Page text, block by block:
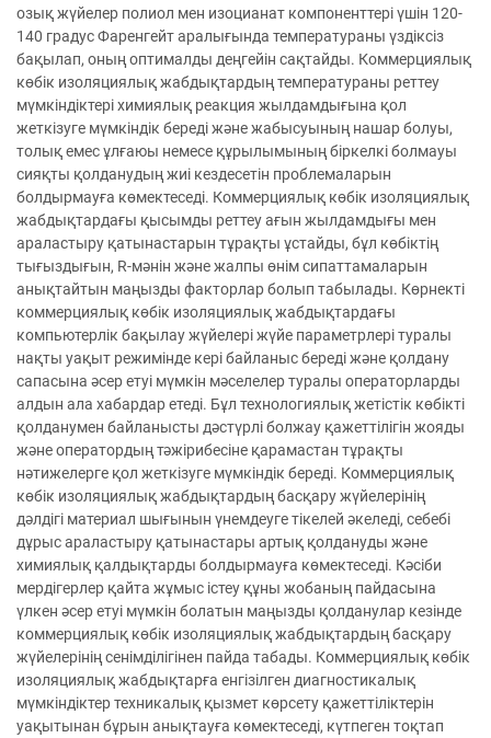
озық жүйелер полиол мен изоцианат компоненттері үшін 120-
140 градус Фаренгейт аралығында температураны үздіксіз
бақылап, оның оптималды деңгейін сақтайды. Коммерциялық
көбік изоляциялық жабдықтардың температураны реттеу
мүмкіндіктері химиялық реакция жылдамдығына қол
жеткізуге мүмкіндік береді және жабысуының нашар болуы,
толық емес ұлғаюы немесе құрылымының біркелкі болмауы
сияқты қолданудың жиі кездесетін проблемаларын
болдырмауға көмектеседі. Коммерциялық көбік изоляциялық
жабдықтардағы қысымды реттеу ағын жылдамдығы мен
араластыру қатынастарын тұрақты ұстайды, бұл көбіктің
тығыздығын, R-мәнін және жалпы өнім сипаттамаларын
анықтайтын маңызды факторлар болып табылады. Көрнекті
коммерциялық көбік изоляциялық жабдықтардағы
компьютерлік бақылау жүйелері жүйе параметрлері туралы
нақты уақыт режимінде кері байланыс береді және қолдану
сапасына әсер етуі мүмкін мәселелер туралы операторларды
алдын ала хабардар етеді. Бұл технологиялық жетістік көбікті
қолданумен байланысты дәстүрлі болжау қажеттілігін жояды
және оператордың тәжірибесіне қарамастан тұрақты
нәтижелерге қол жеткізуге мүмкіндік береді. Коммерциялық
көбік изоляциялық жабдықтардың басқару жүйелерінің
дәлдігі материал шығынын үнемдеуге тікелей әкеледі, себебі
дұрыс араластыру қатынастары артық қолдануды және
химиялық қалдықтарды болдырмауға көмектеседі. Кәсіби
мердігерлер қайта жұмыс істеу құны жобаның пайдасына
үлкен әсер етуі мүмкін болатын маңызды қолданулар кезінде
коммерциялық көбік изоляциялық жабдықтардың басқару
жүйелерінің сенімділігінен пайда табады. Коммерциялық көбік
изоляциялық жабдықтарға енгізілген диагностикалық
мүмкіндіктер техникалық қызмет көрсету қажеттіліктерін
уақытынан бұрын анықтауға көмектеседі, күтпеген тоқтап